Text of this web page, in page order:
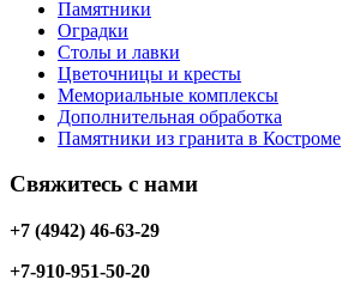
Памятники
Оградки
Столы и лавки
Цветочницы и кресты
Мемориальные комплексы
Дополнительная обработка
Памятники из гранита в Костроме
Свяжитесь с нами
+7 (4942) 46-63-29
+7-910-951-50-20